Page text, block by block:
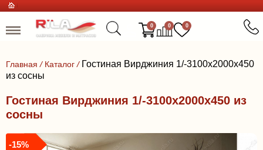
0 0 0
Главная / Каталог / Гостиная Вирджиния 1/-3100х2000х450
из сосны
Гостиная Вирджиния 1/-3100х2000х450 из
сосны
-15%